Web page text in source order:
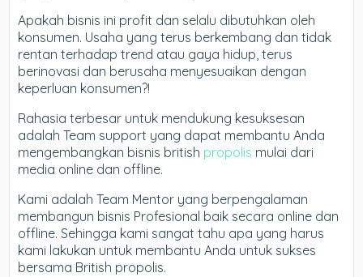
Apakah bisnis ini profit dan selalu dibutuhkan oleh
konsumen. Usaha yang terus berkembang dan tidak
rentan terhadap trend atau gaya hidup, terus
berinovasi dan berusaha menyesuaikan dengan
keperluan konsumen?!
Rahasia terbesar untuk mendukung kesuksesan
adalah Team support yang dapat membantu Anda
mengembangkan bisnis british propolis mulai dari
media online dan offline.
Kami adalah Team Mentor yang berpengalaman
membangun bisnis Profesional baik secara online dan
offline. Sehingga kami sangat tahu apa yang harus
kami lakukan untuk membantu Anda untuk sukses
bersama British propolis.